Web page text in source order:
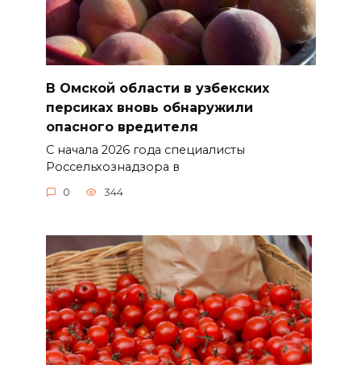
В Омской области в узбекских
персиках вновь обнаружили
опасного вредителя
С начала 2026 года специалисты
Россельхознадзора в
0 344